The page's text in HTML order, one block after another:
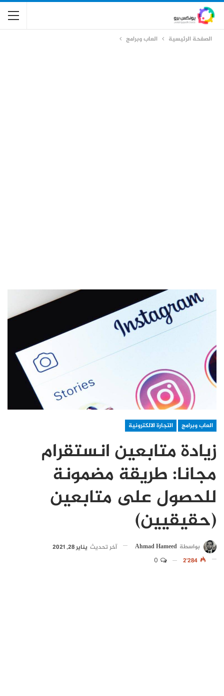
الصفحة الرئيسية العاب وبرامج
العاب وبرامج التجارة الالكترونية
زيادة متابعين انستقرام
مجانا: طريقة مضمونة
للحصول على متابعين
(حقيقيين)
بواسطة Ahmad Hameed آخر تحديث يناير 28, 2021